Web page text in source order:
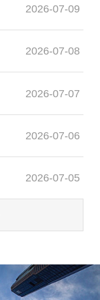
2026-07-09
2026-07-08
2026-07-07
2026-07-06
2026-07-05